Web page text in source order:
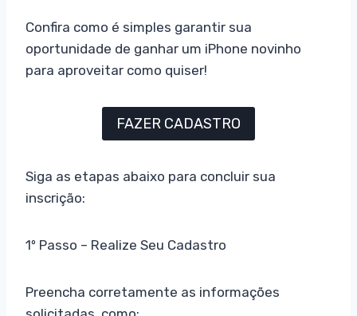
Confira como é simples garantir sua
oportunidade de ganhar um iPhone novinho
para aproveitar como quiser!
FAZER CADASTRO
Siga as etapas abaixo para concluir sua
inscrição:
1º Passo – Realize Seu Cadastro
Preencha corretamente as informações